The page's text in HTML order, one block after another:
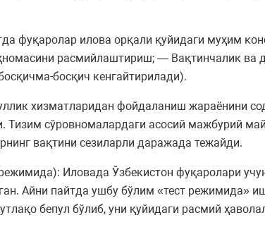
фуқаролар илова орқали қуйидаги муҳим
расмийлаштириш; — Вақтинчалик ва
босқич кенгайтирилади).
хизматларидан фойдаланиш жараёнини
Тизим сўровномалардаги асосий мажбурий
вақтини сезиларли даражада тежайди.
Иловада Ўзбекистон фуқаролари
Айни пайтда ушбу бўлим «тест
бепул бўлиб, уни қуйидаги расмий